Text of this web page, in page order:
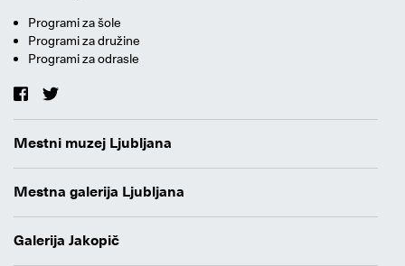
Programi za šole
Programi za družine
Programi za odrasle
Mestni muzej Ljubljana
Mestna galerija Ljubljana
Galerija Jakopič